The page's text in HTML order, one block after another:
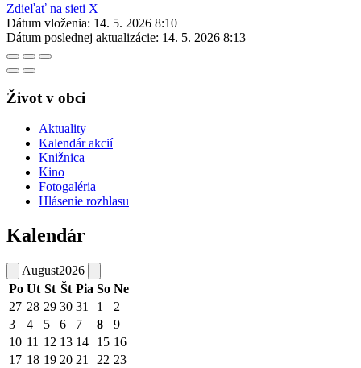
Zdieľať na sieti X
Dátum vloženia: 14. 5. 2026 8:10
Dátum poslednej aktualizácie: 14. 5. 2026 8:13
Život v obci
Aktuality
Kalendár akcií
Knižnica
Kino
Fotogaléria
Hlásenie rozhlasu
Kalendár
August2026
Po Ut St Št Pia So Ne
27 28 29 30 31 1
2
3
4 5 6 7 8
9
10 11 12 13 14 15 16
17 18 19 20 21 22 23